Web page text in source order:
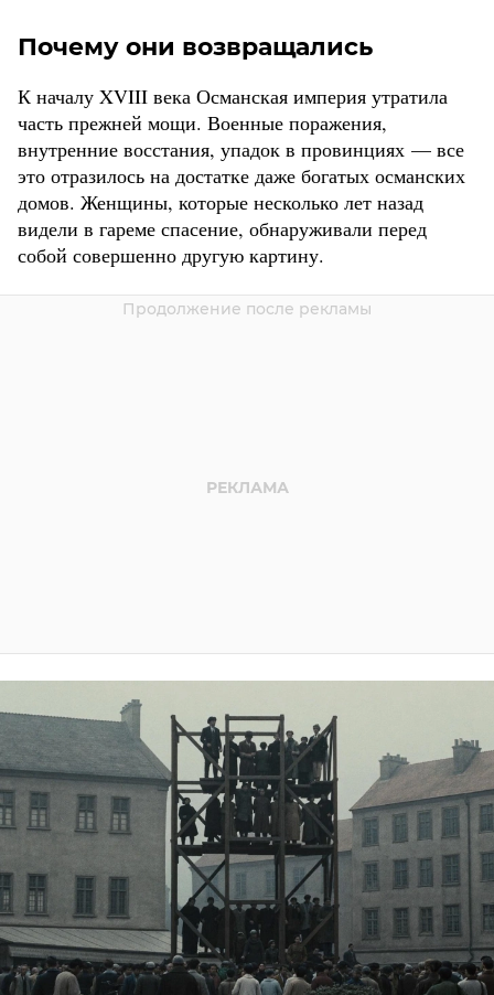
Почему они возвращались
К началу XVIII века Османская империя утратила
часть прежней мощи. Военные поражения,
внутренние восстания, упадок в провинциях — все
это отразилось на достатке даже богатых османских
домов. Женщины, которые несколько лет назад
видели в гареме спасение, обнаруживали перед
собой совершенно другую картину.